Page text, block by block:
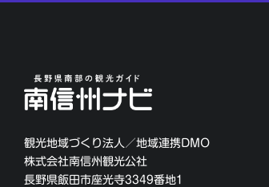
観光地域づくり法人／地域連携DMO
株式会社南信州観光公社
長野県飯田市座光寺3349番地1